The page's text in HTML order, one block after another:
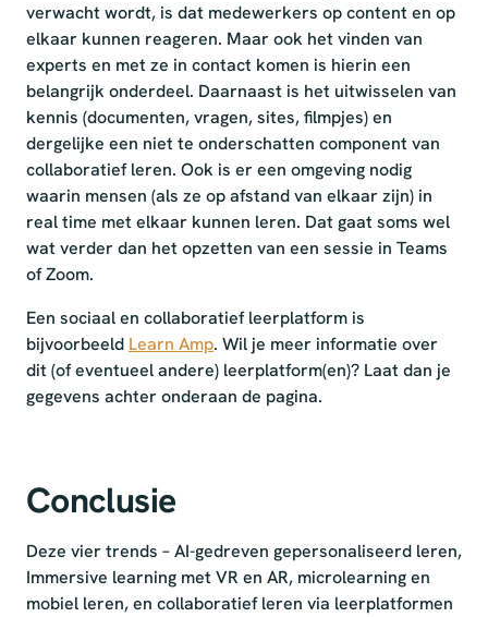
verwacht wordt, is dat medewerkers op content en op
elkaar kunnen reageren. Maar ook het vinden van
experts en met ze in contact komen is hierin een
belangrijk onderdeel. Daarnaast is het uitwisselen van
kennis (documenten, vragen, sites, filmpjes) en
dergelijke een niet te onderschatten component van
collaboratief leren. Ook is er een omgeving nodig
waarin mensen (als ze op afstand van elkaar zijn) in
real time met elkaar kunnen leren. Dat gaat soms wel
wat verder dan het opzetten van een sessie in Teams
of Zoom.
Een sociaal en collaboratief leerplatform is
bijvoorbeeld Learn Amp. Wil je meer informatie over
dit (of eventueel andere) leerplatform(en)? Laat dan je
gegevens achter onderaan de pagina.
Conclusie
Deze vier trends – AI-gedreven gepersonaliseerd leren,
Immersive learning met VR en AR, microlearning en
mobiel leren, en collaboratief leren via leerplatformen